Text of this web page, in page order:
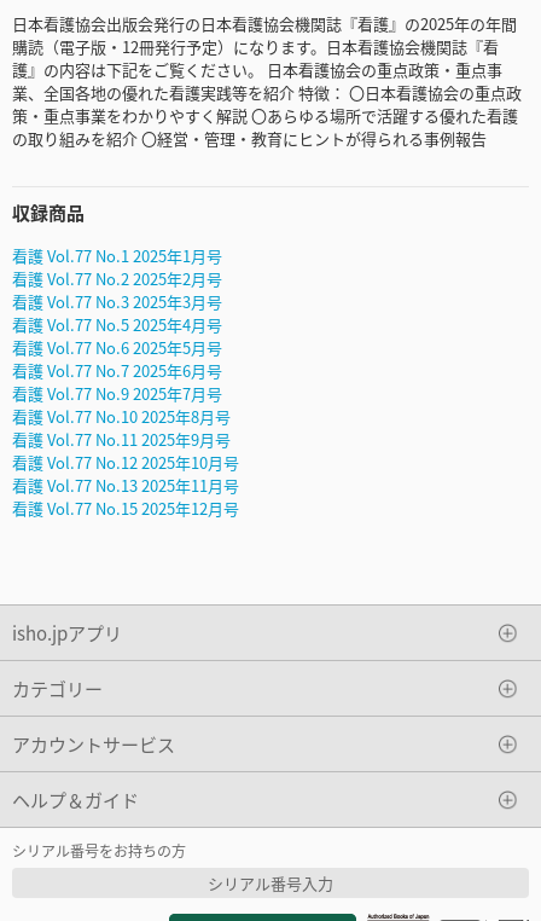
日本看護協会出版会発行の日本看護協会機関誌『看護』の2025年の年間
購読（電子版・12冊発行予定）になります。日本看護協会機関誌『看
護』の内容は下記をご覧ください。 日本看護協会の重点政策・重点事
業、全国各地の優れた看護実践等を紹介 特徴： 〇日本看護協会の重点政
策・重点事業をわかりやすく解説 〇あらゆる場所で活躍する優れた看護
の取り組みを紹介 〇経営・管理・教育にヒントが得られる事例報告
収録商品
看護 Vol.77 No.1 2025年1月号
看護 Vol.77 No.2 2025年2月号
看護 Vol.77 No.3 2025年3月号
看護 Vol.77 No.5 2025年4月号
看護 Vol.77 No.6 2025年5月号
看護 Vol.77 No.7 2025年6月号
看護 Vol.77 No.9 2025年7月号
看護 Vol.77 No.10 2025年8月号
看護 Vol.77 No.11 2025年9月号
看護 Vol.77 No.12 2025年10月号
看護 Vol.77 No.13 2025年11月号
看護 Vol.77 No.15 2025年12月号
isho.jpアプリ
カテゴリー
アカウントサービス
ヘルプ＆ガイド
シリアル番号をお持ちの方
シリアル番号入力